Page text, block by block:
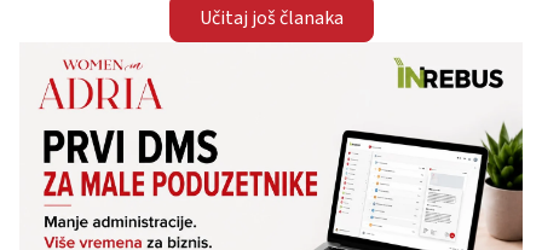
Učitaj još članaka